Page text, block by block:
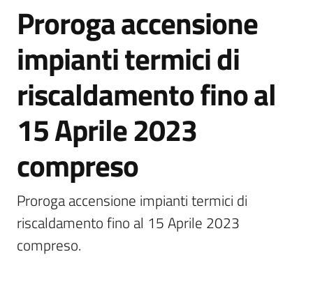
Amministrazione
Novità
Menu selezionato
Servizi
Vivere
Guelfo
Salta al contenuto
Proroga accensione
impianti termici di
riscaldamento fino al
15 Aprile 2023
compreso
Proroga accensione impianti termici di
riscaldamento fino al 15 Aprile 2023
compreso.